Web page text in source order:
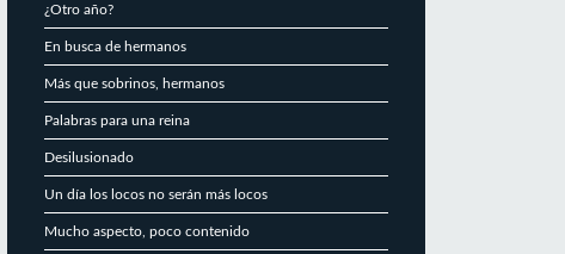
¿Otro año?
En busca de hermanos
Más que sobrinos, hermanos
Palabras para una reina
Desilusionado
Un día los locos no serán más locos
Mucho aspecto, poco contenido